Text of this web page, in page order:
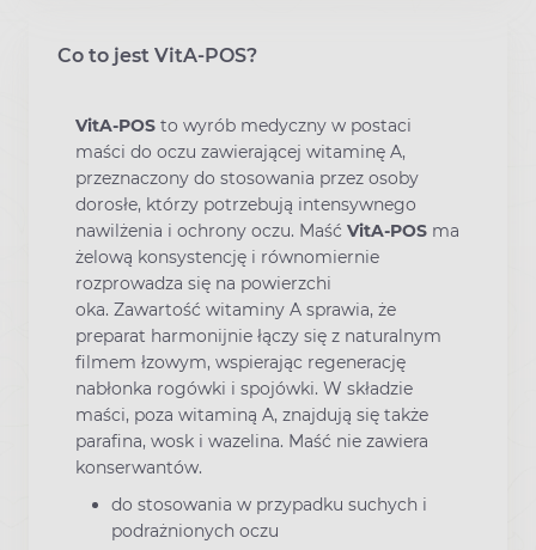
Co to jest VitA-POS?
VitA-POS to wyrób medyczny w postaci
maści do oczu zawierającej witaminę A,
przeznaczony do stosowania przez osoby
dorosłe, którzy potrzebują intensywnego
nawilżenia i ochrony oczu. Maść VitA-POS ma
żelową konsystencję i równomiernie
rozprowadza się na powierzchi
oka. Zawartość witaminy A sprawia, że
preparat harmonijnie łączy się z naturalnym
filmem łzowym, wspierając regenerację
nabłonka rogówki i spojówki. W składzie
maści, poza witaminą A, znajdują się także
parafina, wosk i wazelina. Maść nie zawiera
konserwantów.
do stosowania w przypadku suchych i
podrażnionych oczu